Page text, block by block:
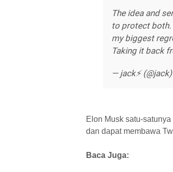
The idea and
to protect both.
my biggest
Taking it back
— jack⚡️ (@jack)
Elon Musk satu-
dan dapat membawa
Baca Juga: